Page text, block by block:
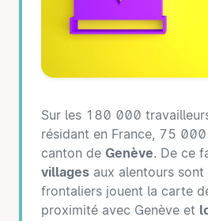
Sur les 180 000
résidant en France, 75
canton de Genève. De ce
villages aux alentours
frontaliers jouent la carte
proximité avec Genève et